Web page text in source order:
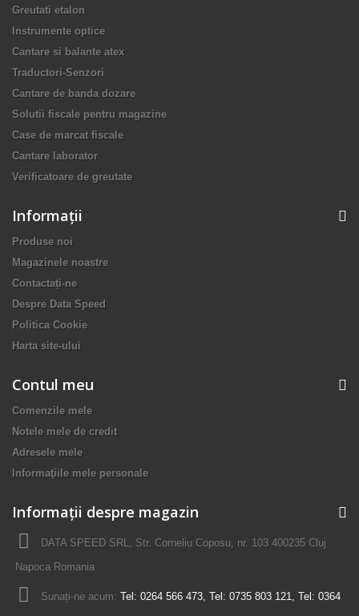
Greutati etalon
Instrumente optice
Cantare si balante atex
Traductori-Senzori
Cantare de banda dozare
Solutii fiscale pentru magazine
Case de marcat fiscale
Cantare laborator
Verificatoare de greutate
Informaţii
Produse noi
Magazinele noastre
Contactați-ne
Despre Data Speed
Politica Cookie
Harta site-ului
Contul meu
Comenzile mele
Notele mele de credit
Adresele mele
Informaţiile mele personale
Informații despre magazin
DATA SPEED SRL, Str. Corneliu Coposu, nr. 103 400235 Cluj
Napoca Romania
Sunați-ne acum: Tel: 0264 566 473, Tel: 0735 803 121, Tel: 0364